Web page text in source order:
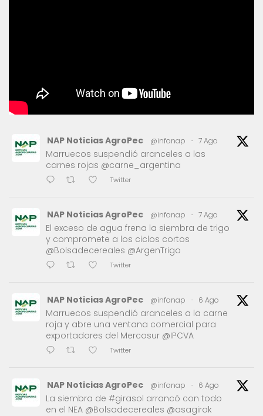
NAP Noticias AgroPec @infonap · 7 Ago
Marruecos suspendió aranceles a las
carnes rojas @carne_argentina
Twitter
NAP Noticias AgroPec @infonap · 7 Ago
El exceso de agua frena la siembra de trigo
y compromete a los ciclos cortos
@Bolsadecereales @ArgenTrigo
Twitter
NAP Noticias AgroPec @infonap · 6 Ago
Marruecos suspendió aranceles a la carne
roja y abre una ventana comercial para
exportadores del Mercosur @IPCVA
Twitter
NAP Noticias AgroPec @infonap · 6 Ago
La siembra de #girasol arrancó con todo
en el NEA @Bolsadecereales @asagirok